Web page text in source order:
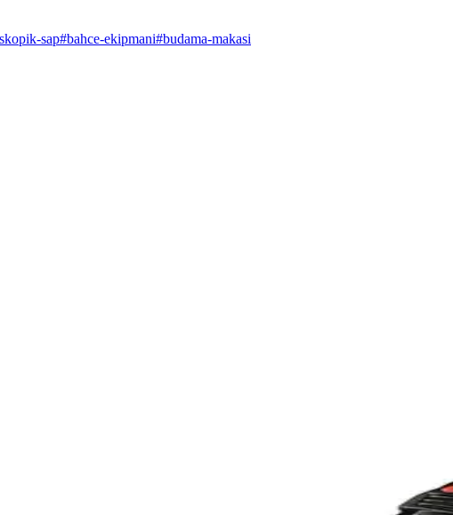
sap#bahce-ekipmani#budama-makasi
çelikten üretilmiş, hafif ve dayanıklı, çok yönlü kullanım sağlayan el
Makinesi Güçlü Motor ve Hafif Tasarım ile Bahçe İşleri